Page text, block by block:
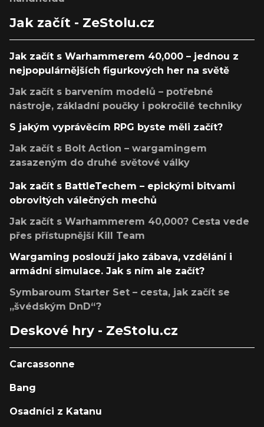
Jak začít - ZeStolu.cz
Jak začít s Warhammerem 40,000 – jednou z
nejpopulárnějších figurkových her na světě
Jak začít s barvením modelů – potřebné
nástroje, základní poučky i pokročilé techniky
S jakým vyprávěcím RPG byste měli začít?
Jak začít s Bolt Action – wargamingem
zasazeným do druhé světové války
Jak začít s BattleTechem – epickými bitvami
obrovitých válečných mechů
Jak začít s Warhammerem 40,000? Cesta vede
přes přístupnější Kill Team
Wargaming poslouží jako zábava, vzdělání i
armádní simulace. Jak s ním ale začít?
Symbaroum Starter Set – cesta, jak začít se
„švédským DnD“?
Deskové hry - ZeStolu.cz
Carcassonne
Bang
Osadníci z Katanu